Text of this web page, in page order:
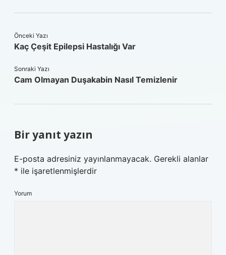
Önceki Yazı
Kaç Çeşit Epilepsi Hastalığı Var
Sonraki Yazı
Cam Olmayan Duşakabin Nasıl Temizlenir
Bir yanıt yazın
E-posta adresiniz yayınlanmayacak. Gerekli alanlar
* ile işaretlenmişlerdir
Yorum